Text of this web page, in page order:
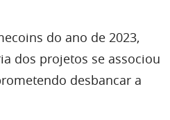
do ano de 2023,
dos projetos se associou
desbancar a